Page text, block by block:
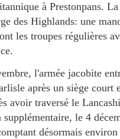
à Prestonpans.
des Highlands: une
les troupes régulières
l'armée jacobite
après un siège court
avoir traversé le
supplémentaire, le 4
désormais